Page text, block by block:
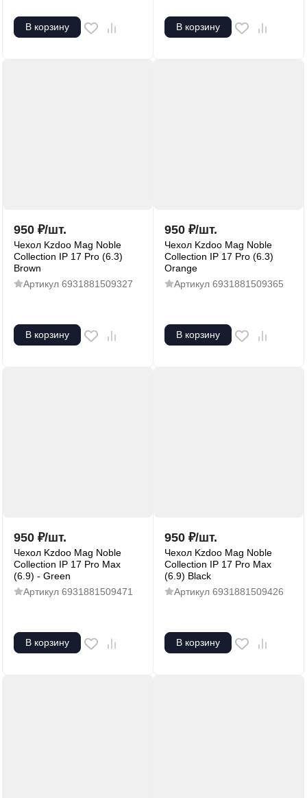
В корзину В корзину
950 ₽/шт.
Чехол Kzdoo Mag Noble
Collection IP 17 Pro (6.3)
Brown
Артикул 6931881509327
В корзину
950 ₽/шт.
Чехол Kzdoo Mag Noble
Collection IP 17 Pro (6.3)
Orange
Артикул 6931881509365
В корзину
950 ₽/шт.
Чехол Kzdoo Mag Noble
Collection IP 17 Pro Max
(6.9) - Green
Артикул 6931881509471
В корзину
950 ₽/шт.
Чехол Kzdoo Mag Noble
Collection IP 17 Pro Max
(6.9) Black
Артикул 6931881509426
В корзину